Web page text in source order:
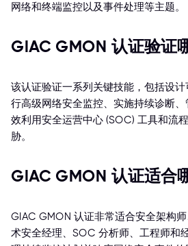
网络和终端监控以及事件处理等主题。
GIAC GMON 认证验证
该认证验证一系列关键技能，包括设
行高级网络安全监控、实施持续诊断
效利用安全运营中心 (SOC) 工具和流
胁。
GIAC GMON 认证适合
GIAC GMON 认证非常适合安全架构
术安全经理、SOC 分析师、工程师和